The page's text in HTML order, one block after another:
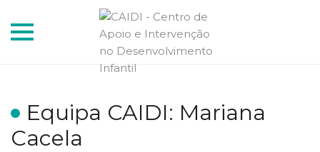
Toggle
Equipa CAIDI: Mariana
Cacela